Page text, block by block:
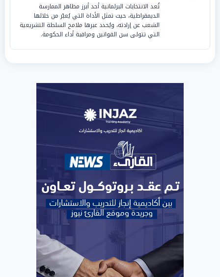
تُعد الانتخابات البرلمانية أحد أبرز مظاهر الممارسة
الديمقراطية، حيث تمثل الأداة التي يُعبّر من خلالها
الشعب عن إرادته، ويُحدد عبرها ملامح السلطة التشريعية
التي تتولى سن القوانين ومراقبة أداء الحكومة.